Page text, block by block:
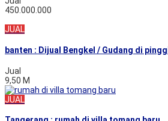
450.000.000
JUAL
banten : Dijual Bengkel / Gudang di
Jual
9,50 M
JUAL